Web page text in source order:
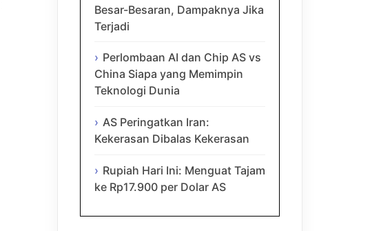
Besar-Besaran, Dampaknya Jika
Terjadi
Perlombaan AI dan Chip AS vs
China Siapa yang Memimpin
Teknologi Dunia
AS Peringatkan Iran:
Kekerasan Dibalas Kekerasan
Rupiah Hari Ini: Menguat Tajam
ke Rp17.900 per Dolar AS